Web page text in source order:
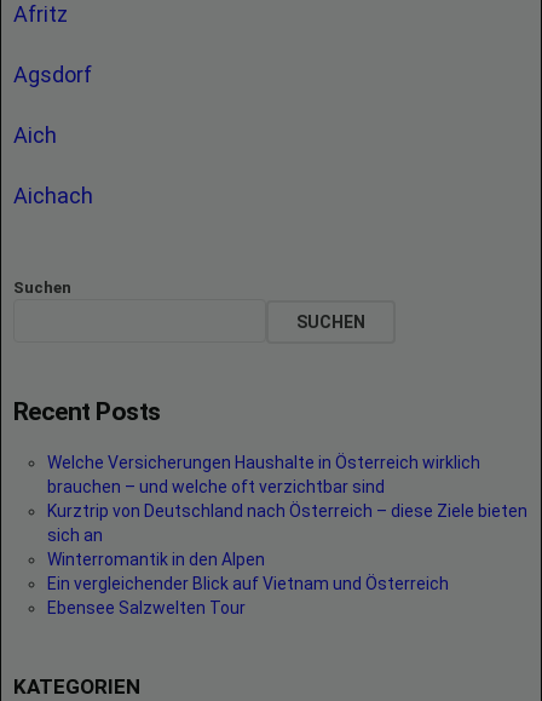
Afritz
Agsdorf
Aich
Aichach
Suchen
SUCHEN
Recent Posts
Welche Versicherungen Haushalte in Österreich wirklich
brauchen – und welche oft verzichtbar sind
Kurztrip von Deutschland nach Österreich – diese Ziele bieten
sich an
Winterromantik in den Alpen
Ein vergleichender Blick auf Vietnam und Österreich
Ebensee Salzwelten Tour
KATEGORIEN